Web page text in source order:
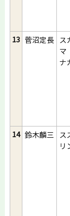
13 菅沼定長
ス
ナ
14 鈴木麟三
ス
リ